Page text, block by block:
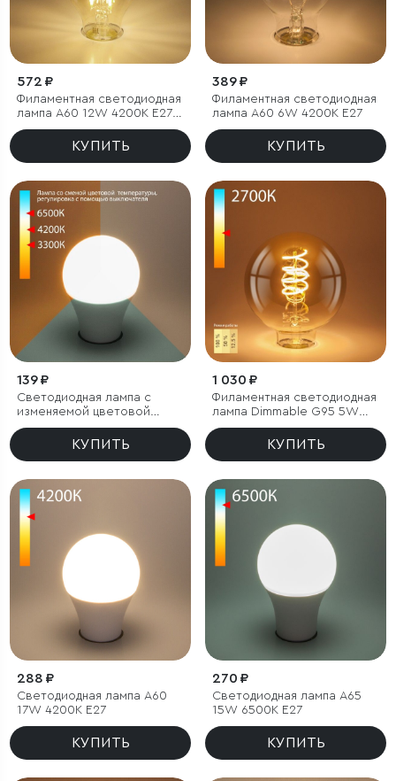
572 ₽
Филаментная светодиодная
лампа A60 12W 4200K E27
тонированная
КУПИТЬ
389 ₽
Филаментная светодиодная
лампа A60 6W 4200K E27
КУПИТЬ
139 ₽
Светодиодная лампа с
изменяемой цветовой
температурой А60 13W
3300/4200/6500K E27
КУПИТЬ
1 030 ₽
Филаментная светодиодная
лампа Dimmable G95 5W
2700K E27 тонированная
КУПИТЬ
288 ₽
Светодиодная лампа A60
17W 4200K E27
КУПИТЬ
270 ₽
Светодиодная лампа A65
15W 6500K E27
КУПИТЬ